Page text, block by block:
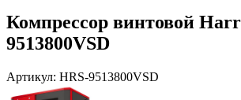
Компрессор винтовой
9513800VSD
Артикул: HRS-9513800VSD